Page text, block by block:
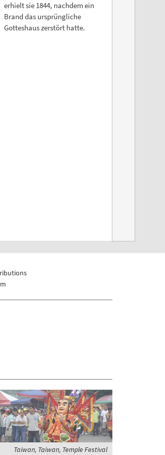
erhielt sie 1844, nachdem ein
Brand das ursprüngliche
Gotteshaus zerstört hatte.
Taiwan, Taiwan, Temple Festival